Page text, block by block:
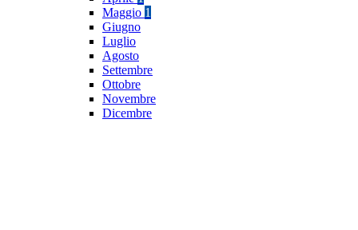
Maggio 1
Giugno
Luglio
Agosto
Settembre
Ottobre
Novembre
Dicembre